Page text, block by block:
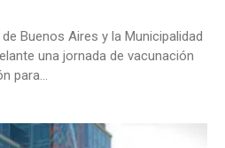
Buenos Aires y la Municipalidad
una jornada de vacunación
para...